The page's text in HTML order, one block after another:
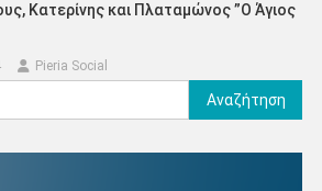
Κατερίνης και Πλαταμώνος ”Ο Άγιος
Pieria Social
Αναζήτηση
για: